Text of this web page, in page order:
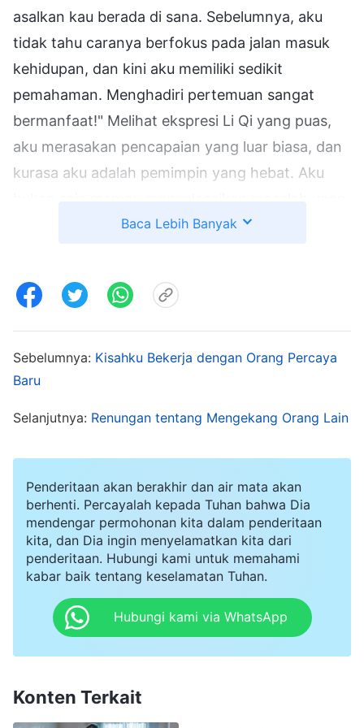
asalkan kau berada di sana. Sebelumnya, aku
tidak tahu caranya berfokus pada jalan masuk
kehidupan, dan kini aku memiliki sedikit
pemahaman. Menghadiri pertemuan sangat
bermanfaat!" Melihat ekspresi Li Qi yang puas,
aku merasakan pencapaian yang luar biasa, dan
kurasa aku adalah pemimpin yang hebat. Aku
berkaitan dengan pekerjaan, aku juga mampu
sering hidup dalam keadaan bangga akan diriku
sendiri. Aku merasa diriku luar biasa, dan di mana
pun aku berada, aku selalu menganggap diriku
sebagai orang yang paling memiliki pengalaman,
Dalam sebuah pertemuan, Saudari Yi Ran
memintaku menceritakan caraku melakukan
pekerjaanku. Mendengar permintaannya, aku
merasa sedikit senang. Kupikir, "Aku tahu kalian
semua tidak tahu cara bekerja. Tunggu saja,
nanti akan kuceritakan kepada kalian semua
tentang caraku melakukan pekerjaanku dan akan
kuperlihatkan kepada kalian bahwa aku cakap
dalam bekerja." Pada awalnya, aku berkata
Baca Lebih Banyak
Sebelumnya: Kisahku Bekerja dengan Orang Percaya
Baru
Selanjutnya: Renungan tentang Mengekang Orang Lain
Penderitaan akan berakhir dan air mata akan
berhenti. Percayalah kepada Tuhan bahwa Dia
mendengar permohonan kita dalam penderitaan
kita, dan Dia ingin menyelamatkan kita dari
penderitaan. Hubungi kami untuk memahami
kabar baik tentang keselamatan Tuhan.
Hubungi kami via WhatsApp
Konten Terkait